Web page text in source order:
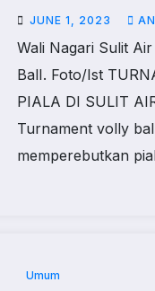
JUNE 1, 2023
Wali Nagari Sulit
BalI. Foto/Ist
PIALA DI SULIT
Turnament volly
memperebutkan
Umum